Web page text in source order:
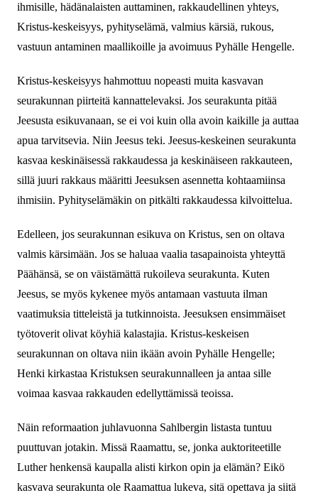
ihmisille, hädänalaisten auttaminen, rakkaudellinen yhteys,
Kristus-keskeisyys, pyhityselämä, valmius kärsiä, rukous,
vastuun antaminen maallikoille ja avoimuus Pyhälle Hengelle.
Kristus-keskeisyys hahmottuu nopeasti muita kasvavan
seurakunnan piirteitä kannattelevaksi. Jos seurakunta pitää
Jeesusta esikuvanaan, se ei voi kuin olla avoin kaikille ja auttaa
apua tarvitsevia. Niin Jeesus teki. Jeesus-keskeinen seurakunta
kasvaa keskinäisessä rakkaudessa ja keskinäiseen rakkauteen,
sillä juuri rakkaus määritti Jeesuksen asennetta kohtaamiinsa
ihmisiin. Pyhityselämäkin on pitkälti rakkaudessa kilvoittelua.
Edelleen, jos seurakunnan esikuva on Kristus, sen on oltava
valmis kärsimään. Jos se haluaa vaalia tasapainoista yhteyttä
Päähänsä, se on väistämättä rukoileva seurakunta. Kuten
Jeesus, se myös kykenee myös antamaan vastuuta ilman
vaatimuksia titteleistä ja tutkinnoista. Jeesuksen ensimmäiset
työtoverit olivat köyhiä kalastajia. Kristus-keskeisen
seurakunnan on oltava niin ikään avoin Pyhälle Hengelle;
Henki kirkastaa Kristuksen seurakunnalleen ja antaa sille
voimaa kasvaa rakkauden edellyttämissä teoissa.
Näin reformaation juhlavuonna Sahlbergin listasta tuntuu
puuttuvan jotakin. Missä Raamattu, se, jonka auktoriteetille
Luther henkensä kaupalla alisti kirkon opin ja elämän? Eikö
kasvava seurakunta ole Raamattua lukeva, sitä opettava ja siitä